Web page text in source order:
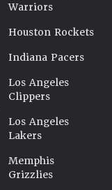
Warriors
Houston Rockets
Indiana Pacers
Los Angeles
Clippers
Los Angeles
Lakers
Memphis
Grizzlies